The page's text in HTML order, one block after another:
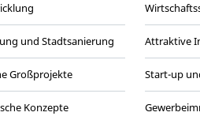
und Stadtsanierung
Großprojekte
Konzepte
Attraktive
Start-up